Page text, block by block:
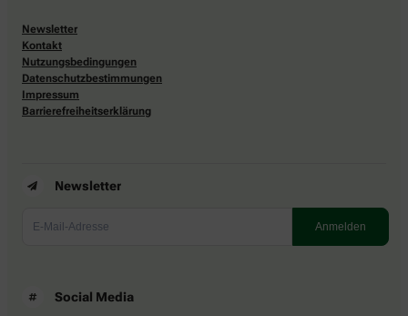
Newsletter
Kontakt
Nutzungsbedingungen
Datenschutzbestimmungen
Impressum
Barrierefreiheitserklärung
Newsletter
Social Media